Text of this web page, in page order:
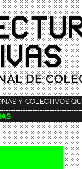
Y COLECTIVOS